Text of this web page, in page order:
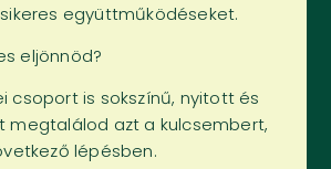
együttműködéseket.
eljönnöd?
csoport is sokszínű, nyitott és
megtalálod azt a kulcsembert,
lépésben.